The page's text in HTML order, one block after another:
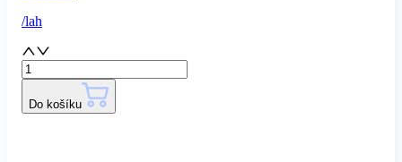
/lah
Do košíku